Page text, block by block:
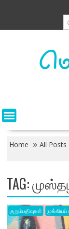
content
Home All Posts
TAG:
குறும்பதிவுகள் முக்கியப்